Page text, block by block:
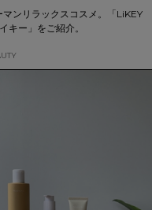
マンリラックスコスメ。「LiKEY
キー」をご紹介。